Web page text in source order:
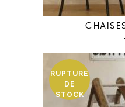
RUPTURE
DE
STOCK